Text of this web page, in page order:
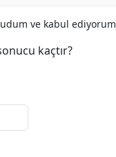
ve kabul ediyorum
kaçtır?